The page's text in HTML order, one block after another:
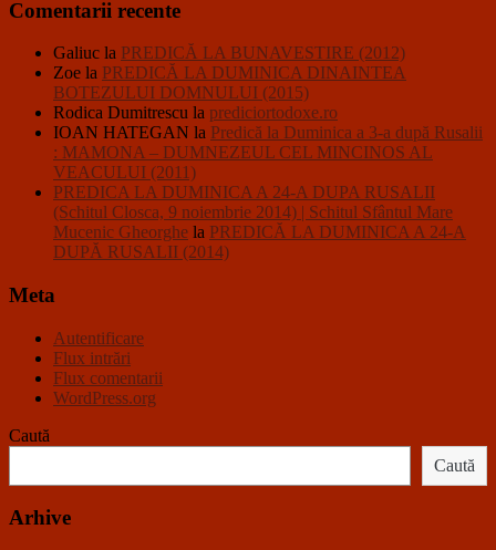
Comentarii recente
Galiuc la PREDICĂ LA BUNAVESTIRE (2012)
Zoe la PREDICĂ LA DUMINICA DINAINTEA
BOTEZULUI DOMNULUI (2015)
Rodica Dumitrescu la prediciortodoxe.ro
IOAN HATEGAN la Predică la Duminica a 3-a după Rusalii
: MAMONA – DUMNEZEUL CEL MINCINOS AL
VEACULUI (2011)
PREDICA LA DUMINICA A 24-A DUPA RUSALII
(Schitul Closca, 9 noiembrie 2014) | Schitul Sfântul Mare
Mucenic Gheorghe la PREDICĂ LA DUMINICA A 24-A
DUPĂ RUSALII (2014)
Meta
Autentificare
Flux intrări
Flux comentarii
WordPress.org
Caută
Caută
Arhive